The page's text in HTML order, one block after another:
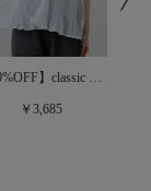
【50%OFF】classic pleats bustier～ｸﾗｼｯｸﾌﾟﾘｰﾂﾋﾞｽﾁｪ
￥3,685